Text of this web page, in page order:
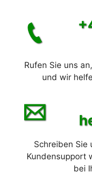
Rufen Sie uns
und wir
Schreiben Sie
Kundensupport
bei